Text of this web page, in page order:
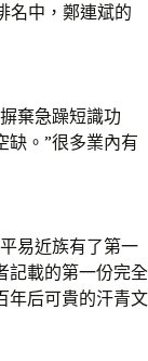
名中，鄭連斌的
棄急躁短識功
缺。”很多業內有
易近族有了第一
記載的第一份完全
年后可貴的汗青文